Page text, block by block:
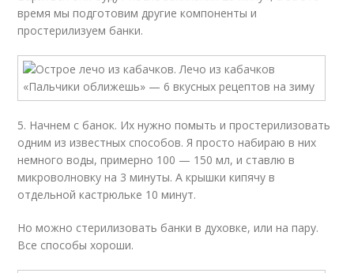
время мы подготовим другие компоненты и
простерилизуем банки.
5. Начнем с банок. Их нужно помыть и простерилизовать
одним из известных способов. Я просто набираю в них
немного воды, примерно 100 — 150 мл, и ставлю в
микроволновку на 3 минуты. А крышки кипячу в
отдельной кастрюльке 10 минут.
Но можно стерилизовать банки в духовке, или на пару.
Все способы хороши.